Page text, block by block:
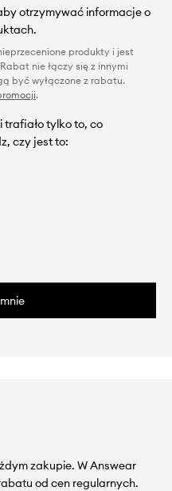
otrzymywać informacje o
produkty i jest
nie łączy się z innymi
być wyłączone z rabatu.
.
trafiało tylko to, co
czy jest to:
zakupie. W Answear
od cen regularnych.